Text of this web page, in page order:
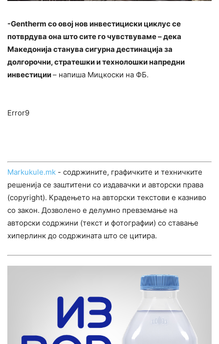
-Gentherm со овој нов инвестициски циклус се
потврдува она што сите го чувствуваме – дека
Македонија станува сигурна дестинација за
долгорочни, стратешки и технолошки напредни
инвестиции– напиша Мицкоски на ФБ.
Error9
Markukule.mk - содржините, графичките и техничките
решенија се заштитени со издавачки и авторски права
(copyright). Крадењето на авторски текстови е казниво
со закон. Дозволено е делумно превземање на
авторски содржини (текст и фотографии) со ставање
хиперлинк до содржината што се цитира.